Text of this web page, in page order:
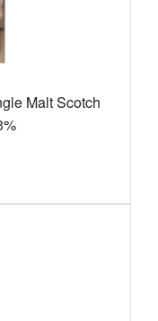
Malt Scotch